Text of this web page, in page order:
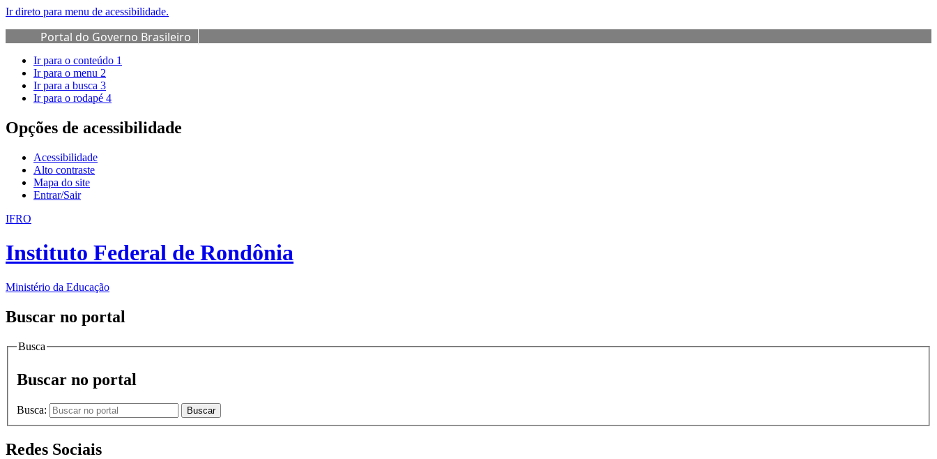
Ir direto para menu de acessibilidade.
Portal do Governo Brasileiro
Ir para o conteúdo 1
Ir para o menu 2
Ir para a busca 3
Ir para o rodapé 4
Opções de acessibilidade
Acessibilidade
Alto contraste
Mapa do site
Entrar/Sair
IFRO
Instituto Federal de Rondônia
Ministério da Educação
Buscar no portal
Busca
Buscar no portal
Busca: Buscar
Redes Sociais